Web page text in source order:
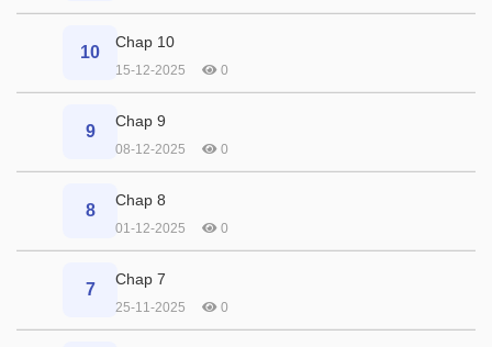
10
Chap 10
15-12-2025 0
9
Chap 9
08-12-2025 0
8
Chap 8
01-12-2025 0
7
Chap 7
25-11-2025 0